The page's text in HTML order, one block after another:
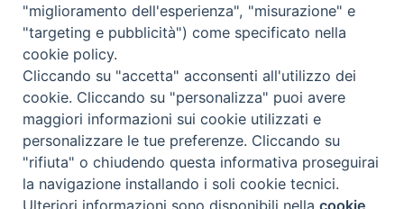
Consiglio scientifico
Coordinamento nazionale
COPYRIGHT Scienza & Vita - C.F96600690588- Tutti i
diritti -Privacy- Credits
"miglioramento dell'esperienza", "misurazione" e
"targeting e pubblicità") come specificato nella
cookie policy.
Cliccando su "accetta" acconsenti all'utilizzo dei
cookie. Cliccando su "personalizza" puoi avere
maggiori informazioni sui cookie utilizzati e
personalizzare le tue preferenze. Cliccando su
"rifiuta" o chiudendo questa informativa proseguirai
la navigazione installando i soli cookie tecnici.